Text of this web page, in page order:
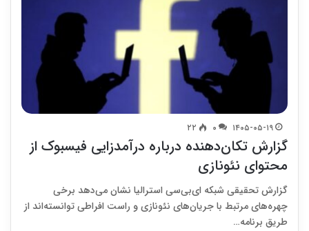
۱۴۰۵-۰۵-۱۹ ۰ ۲۲
گزارش تکان‌دهنده درباره درآمدزایی فیسبوک از
محتوای نئونازی
گزارش تحقیقی شبکه ای‌بی‌سی استرالیا نشان می‌دهد برخی
چهره‌های مرتبط با جریان‌های نئونازی و راست افراطی توانسته‌اند از
طریق برنامه…